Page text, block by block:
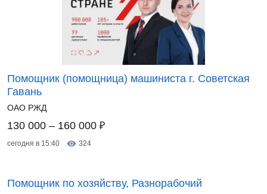
Помощник (помощница) машиниста г. Советская
Гавань
ОАО РЖД
130 000 – 160 000 ₽
сегодня в 15:40 324
Помощник по хозяйству, Разнорабочий